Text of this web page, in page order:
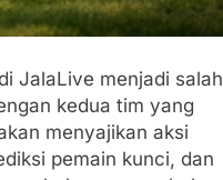
JalaLive menjadi salah
kedua tim yang
menyajikan aksi
pemain kunci, dan